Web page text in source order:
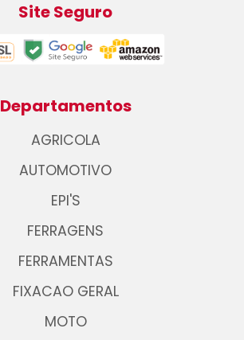
Site Seguro
Departamentos
AGRICOLA
AUTOMOTIVO
EPI'S
FERRAGENS
FERRAMENTAS
FIXACAO GERAL
MOTO